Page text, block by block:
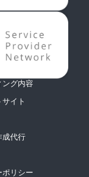
ング内容
イト
成代行
ポリシー